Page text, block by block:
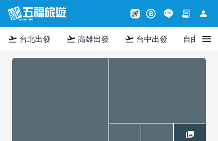
rocket_launch B contract person
flight_takeoff 台北出發 flight_takeoff 高雄出發 flight_takeoff 台中出發 自由行menu